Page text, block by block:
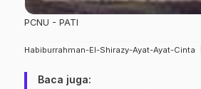
PCNU - PATI
Habiburrahman-El-Shirazy-Ayat-Ayat-Cinta
Baca juga: